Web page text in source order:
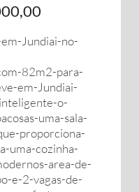
Jundiai-no-
82m2-para-
em-Jundiai-
o-
uma-sala-
proporciona-
uma-cozinha-
area-de-
e-2-vagas-de-